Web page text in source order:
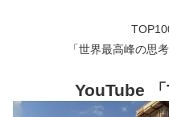
「世界最高峰の思
YouTube